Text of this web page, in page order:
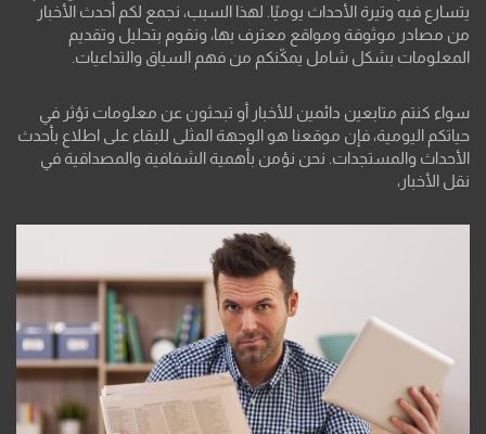
يتسارع فيه وتيرة الأحداث يوميًا. لهذا السبب، نجمع لكم أحدث الأخبار
من مصادر موثوقة ومواقع معترف بها، ونقوم بتحليل وتقديم
المعلومات بشكل شامل يمكّنكم من فهم السياق والتداعيات.
سواء كنتم متابعين دائمين للأخبار أو تبحثون عن معلومات تؤثر في
حياتكم اليومية، فإن موقعنا هو الوجهة المثلى للبقاء على اطلاع بأحدث
الأحداث والمستجدات. نحن نؤمن بأهمية الشفافية والمصداقية في
نقل الأخبار،